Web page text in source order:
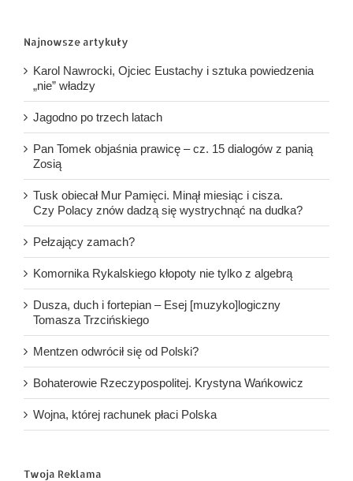
Najnowsze artykuły
Karol Nawrocki, Ojciec Eustachy i sztuka powiedzenia
„nie” władzy
Jagodno po trzech latach
Pan Tomek objaśnia prawicę – cz. 15 dialogów z panią
Zosią
Tusk obiecał Mur Pamięci. Minął miesiąc i cisza.
Czy Polacy znów dadzą się wystrychnąć na dudka?
Pełzający zamach?
Komornika Rykalskiego kłopoty nie tylko z algebrą
Dusza, duch i fortepian – Esej [muzyko]logiczny
Tomasza Trzcińskiego
Mentzen odwrócił się od Polski?
Bohaterowie Rzeczypospolitej. Krystyna Wańkowicz
Wojna, której rachunek płaci Polska
Twoja Reklama